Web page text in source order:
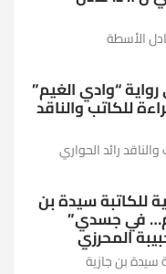
الأسطة
“وادي الغيم”
للكاتب والناقد
والناقد رائد الحواري
للكاتبة سيدة بن
في جسدي”
المحرزي
سيدة بن جازية